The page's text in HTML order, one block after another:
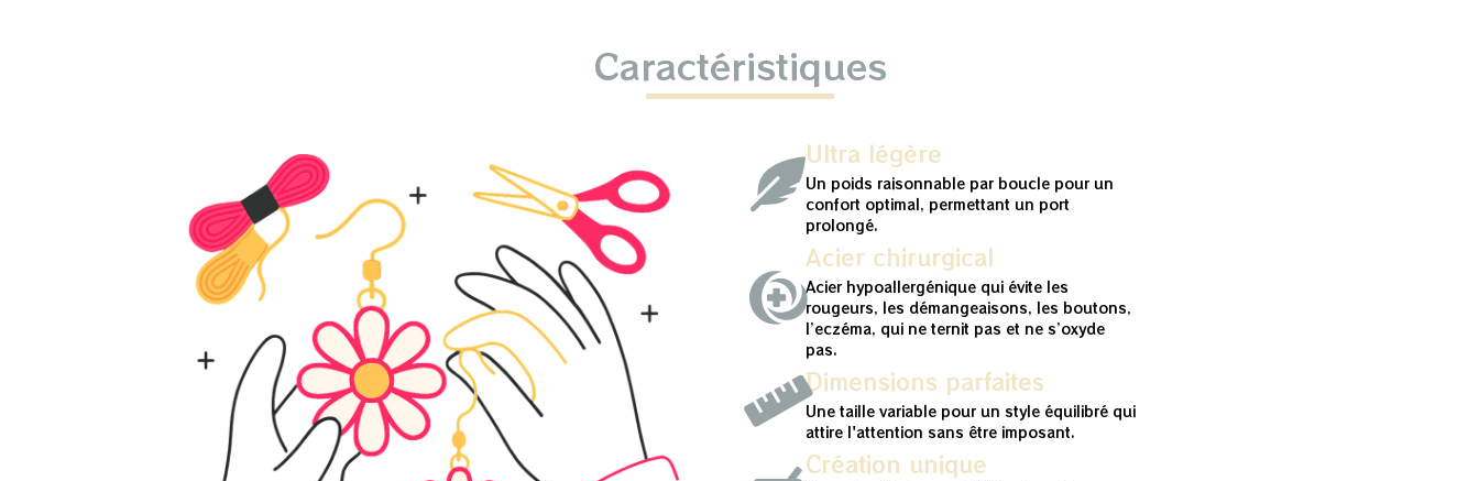
Caractéristiques
Ultra légère
Un poids raisonnable par boucle pour un
confort optimal, permettant un port
prolongé.
Acier chirurgical
Acier hypoallergénique qui évite les
rougeurs, les démangeaisons, les boutons,
l’eczéma, qui ne ternit pas et ne s’oxyde
pas.
Dimensions parfaites
Une taille variable pour un style équilibré qui
attire l'attention sans être imposant.
Création unique